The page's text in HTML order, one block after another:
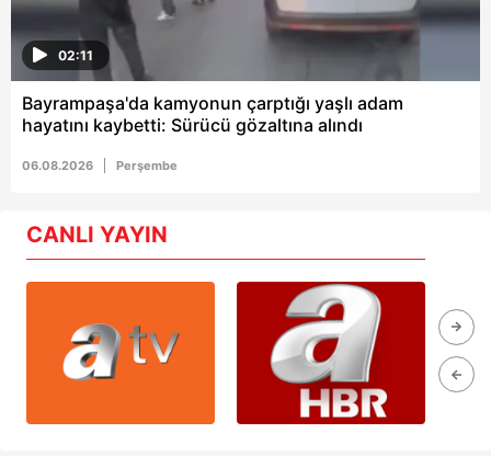
02:11
Bayrampaşa'da kamyonun çarptığı yaşlı adam
hayatını kaybetti: Sürücü gözaltına alındı
06.08.2026 Perşembe
CANLI YAYIN